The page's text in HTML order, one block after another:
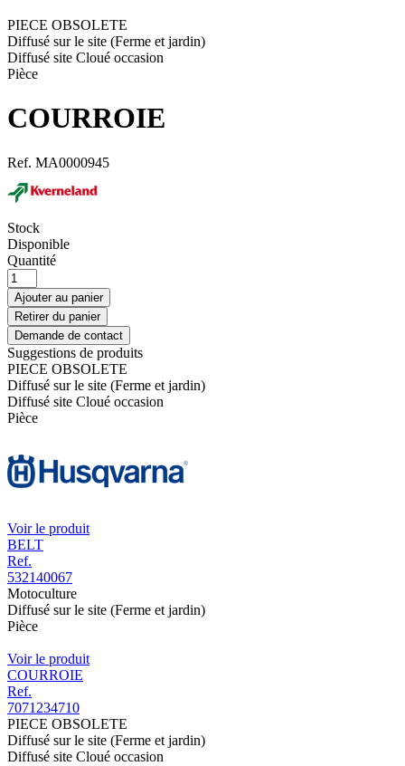
PIECE OBSOLETE
Diffusé sur le site (Ferme et jardin)
Diffusé site Cloué occasion
Pièce
COURROIE
Ref. MA0000945
Stock
Disponible
Quantité
Ajouter au panier
Retirer du panier
Demande de contact
Suggestions de produits
PIECE OBSOLETE
Diffusé sur le site (Ferme et jardin)
Diffusé site Cloué occasion
Pièce
Voir le produit
BELT
Ref.
532140067
Motoculture
Diffusé sur le site (Ferme et jardin)
Pièce
Voir le produit
COURROIE
Ref.
7071234710
PIECE OBSOLETE
Diffusé sur le site (Ferme et jardin)
Diffusé site Cloué occasion